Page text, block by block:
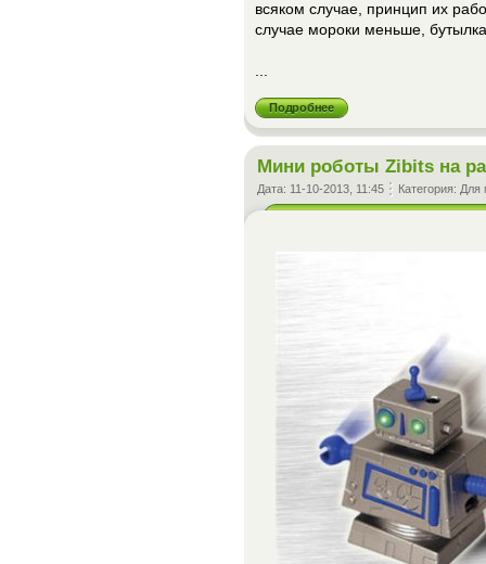
всяком случае, принцип их
случае мороки меньше,
...
Подробнее
Мини роботы Zibits на
Дата: 11-10-2013, 11:45 Категория: Для